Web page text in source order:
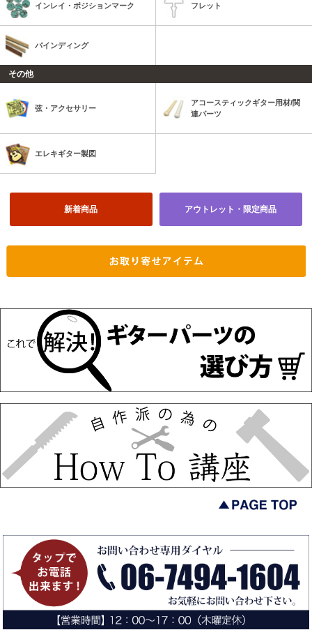
インレイ・ポジションマーク フレット
バインディング
その他
弦・アクセサリー
アコースティックギター用材/関
連パーツ
エレキギター製図
新着商品 アウトレット・限定商品